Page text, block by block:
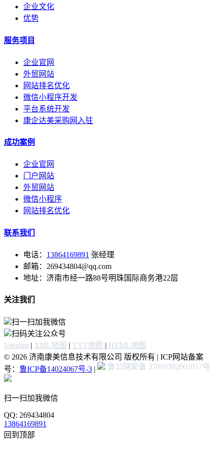
企业文化
优势
服务项目
企业官网
外贸网站
网站排名优化
微信小程序开发
平台系统开发
康企达美采购网入驻
成功案例
企业官网
门户网站
外贸网站
微信小程序
网站排名优化
联系我们
电话： 13864169891 张经理
邮箱：269434804@qq.com
地址：济南市经一路88号明珠国际商务港22层
关注我们
扫一扫加我微信
扫码关注公众号
Sitemap | XML地图 | TXT地图 | HTML地图
© 2026 济南康美信息技术有限公司 版权所有 | ICP网站备案
号： 鲁ICP备14024067号-3 | 鲁公网安备 37010302001057号
扫一扫加我微信
QQ: 269434804
13864169891
回到顶部